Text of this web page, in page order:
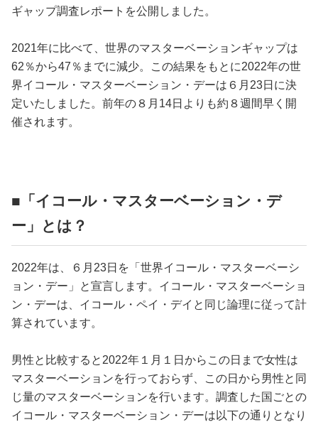
ギャップ調査レポートを公開しました。
2021年に比べて、世界のマスターベーションギャップは
62％から47％までに減少。この結果をもとに2022年の世
界イコール・マスターベーション・デーは６月23日に決
定いたしました。前年の８月14日よりも約８週間早く開
催されます。
■「イコール・マスターベーション・デ
ー」とは？
2022年は、６月23日を「世界イコール・マスターベーシ
ョン・デー」と宣言します。イコール・マスターベーショ
ン・デーは、イコール・ペイ・デイと同じ論理に従って計
算されています。
男性と比較すると2022年１月１日からこの日まで女性は
マスターベーションを行っておらず、この日から男性と同
じ量のマスターベーションを行います。調査した国ごとの
イコール・マスターベーション・デーは以下の通りとなり